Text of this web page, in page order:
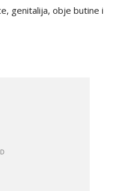
genitalija, obje butine i